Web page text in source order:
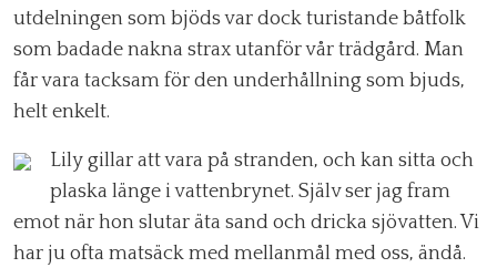
utdelningen som bjöds var dock turistande båtfolk
som badade nakna strax utanför vår trädgård. Man
får vara tacksam för den underhållning som bjuds,
helt enkelt.
Lily gillar att vara på stranden, och kan sitta och
plaska länge i vattenbrynet. Själv ser jag fram
emot när hon slutar äta sand och dricka sjövatten. Vi
har ju ofta matsäck med mellanmål med oss, ändå.